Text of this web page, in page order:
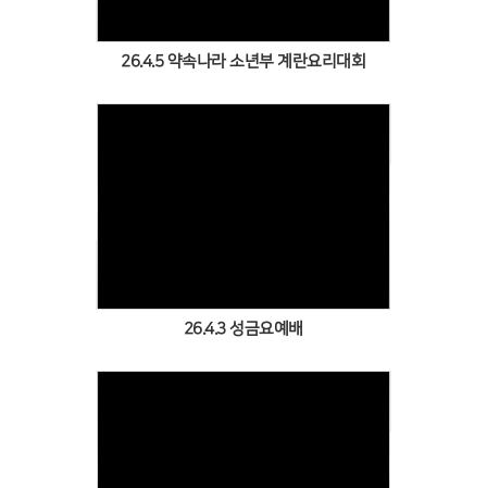
26.4.5 약속나라 소년부 계란요리대회
26.4.3 성금요예배